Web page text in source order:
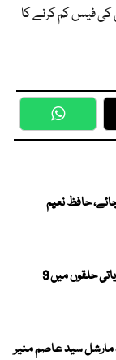
کی فیس کم کرنے کا
کی جائے، حافظ نعیم
الیکشن کمیشن نے بلوچستان کے 4 بلدیاتی حلقوں میں 9
سید عاصم منیر